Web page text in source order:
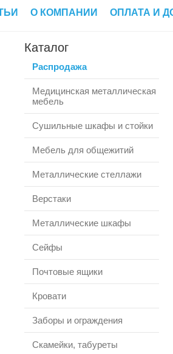
О КОМПАНИИ ОПЛАТА И
Каталог
Распродажа
Медицинская металлическая
мебель
Сушильные шкафы и стойки
Мебель для общежитий
Металлические стеллажи
Верстаки
Металлические шкафы
Сейфы
Почтовые ящики
Кровати
Заборы и ограждения
Скамейки, табуреты